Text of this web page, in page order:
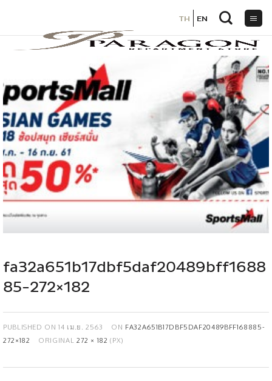
fa32a651b17dbf5daf20489bff1688
85-272×182
PUBLISHED ON14 เม.ย. 2563 ON FA32A651B17DBF5DAF20489BFF168885-
272×182
ORIGINAL 272 × 182 (PX)
TH EN
TH EN